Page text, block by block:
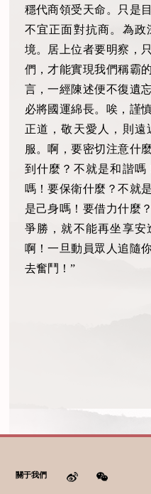
穩代商領受天命。只是
不宜正面對抗商。為政
境。居上位者要明察，
們，才能實現我們稱霸
言，一經陳述便不復遺
必將國運綿長。唉，謹
正道，敬天愛人，則
服。啊，要密切注意什
到什麼？不就是和諧
嗎！要保衛什麼？不就
是己身嗎！要借力什麼
爭勝，就不能再坐享
啊！一旦動員眾人追隨
去奮鬥！”
關于我們